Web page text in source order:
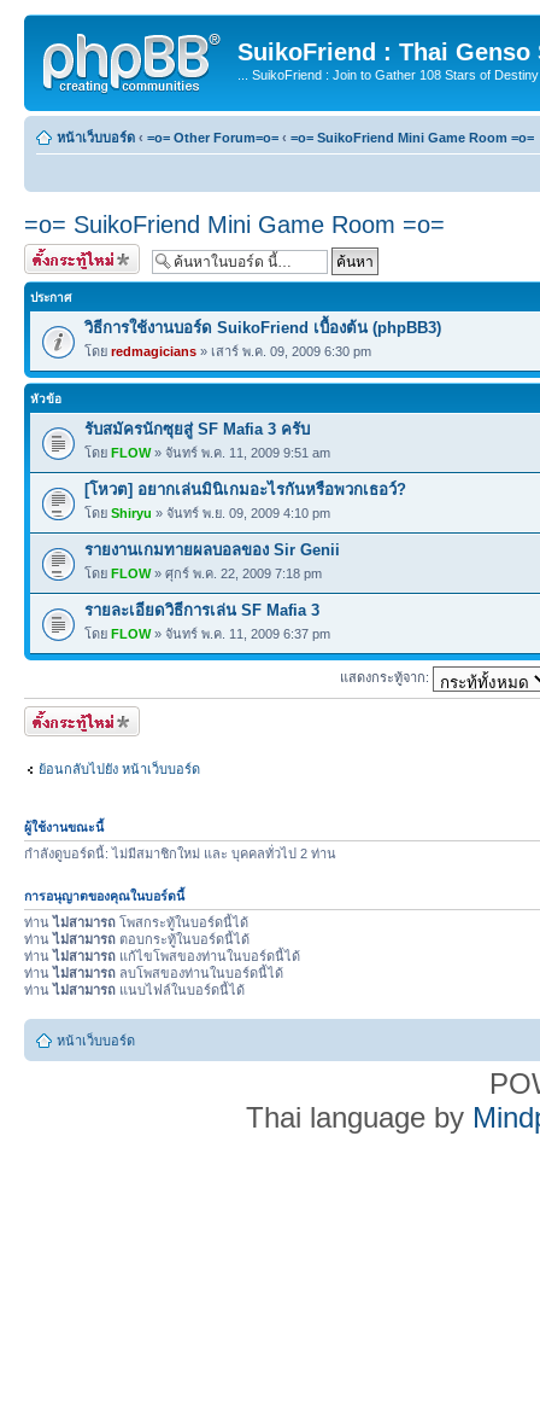
SuikoFriend : Thai Genso
... SuikoFriend : Join to Gather 108 Stars of
หน้าเว็บบอร์ด ‹ =o= Other Forum=o= ‹ =o= SuikoFriend Mini Game Room =o=
=o= SuikoFriend Mini Game Room =o=
ตั้งกระทู้ใหม่
ประกาศ
วิธีการใช้งานบอร์ด SuikoFriend เบื้องต้น (phpBB3)
โดย redmagicians » เสาร์ พ.ค. 09, 2009 6:30 pm
หัวข้อ
รับสมัครนักซุยสู่ SF Mafia 3 ครับ
โดย FLOW» จันทร์ พ.ค. 11, 2009 9:51 am
[โหวต] อยากเล่นมินิเกมอะไรกันหรือพวกเธอว์?
โดย Shiryu » จันทร์ พ.ย. 09, 2009 4:10 pm
รายงานเกมทายผลบอลของ Sir Genii
โดย FLOW» ศุกร์ พ.ค. 22, 2009 7:18 pm
รายละเอียดวิธีการเล่น SF Mafia 3
โดย FLOW» จันทร์ พ.ค. 11, 2009 6:37 pm
แสดงกระทู้จาก:
ตั้งกระทู้ใหม่
ย้อนกลับไปยัง หน้าเว็บบอร์ด
ผู้ใช้งานขณะนี้
กำลังดูบอร์ดนี้: ไม่มีสมาชิกใหม่ และ บุคคลทั่วไป 2 ท่าน
การอนุญาตของคุณในบอร์ดนี้
ท่านไม่สามารถ โพสกระทู้ในบอร์ดนี้ได้
ท่านไม่สามารถ ตอบกระทู้ในบอร์ดนี้ได้
ท่านไม่สามารถ แก้ไขโพสของท่านในบอร์ดนี้ได้
ท่านไม่สามารถ ลบโพสของท่านในบอร์ดนี้ได้
ท่านไม่สามารถ แนบไฟล์ในบอร์ดนี้ได้
หน้าเว็บบอร์ด
Thai language by